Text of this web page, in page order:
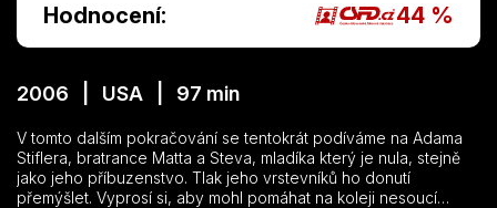
Hodnocení: 44 %
2006 | USA | 97 min
V tomto dalším pokračování se tentokrát podíváme na Adama
Stiflera, bratrance Matta a Steva, mladíka který je nula, stejně
jako jeho příbuzenstvo. Tlak jeho vrstevníků ho donutí
přemýšlet. Vyprosí si, aby mohl pomáhat na koleji nesoucí